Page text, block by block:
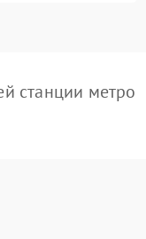
станции метро